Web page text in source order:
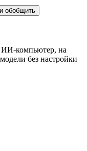
обобщить
компьютер, на
без настройки